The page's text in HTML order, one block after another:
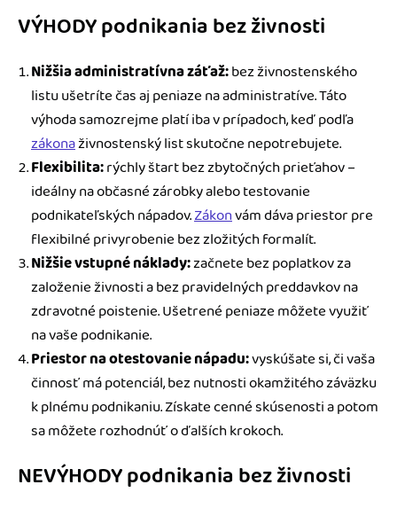
VÝHODY podnikania bez živnosti
Nižšia administratívna záťaž:bez živnostenského
listu ušetríte čas aj peniaze na administratíve. Táto
výhoda samozrejme platí iba v prípadoch, keď podľa
zákonaživnostenský list skutočne nepotrebujete.
Flexibilita:rýchly štart bez zbytočných prieťahov –
ideálny na občasné zárobky alebo testovanie
podnikateľských nápadov.Zákonvám dáva priestor pre
flexibilné privyrobenie bez zložitých formalít.
Nižšie vstupné náklady:začnete bez poplatkov za
založenie živnosti a bez pravidelných preddavkov na
zdravotné poistenie. Ušetrené peniaze môžete využiť
na vaše podnikanie.
Priestor na otestovanie nápadu:vyskúšate si, či vaša
činnosť má potenciál, bez nutnosti okamžitého záväzku
k plnému podnikaniu. Získate cenné skúsenosti a potom
sa môžete rozhodnúť o ďalších krokoch.
NEVÝHODY podnikania bez živnosti